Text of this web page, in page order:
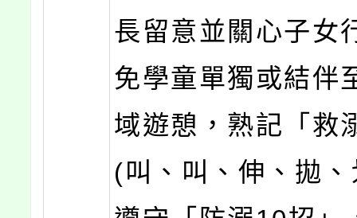
長留意並關心子女
免學童單獨或結伴
域遊憩，熟記「救
(叫、叫、伸、拋